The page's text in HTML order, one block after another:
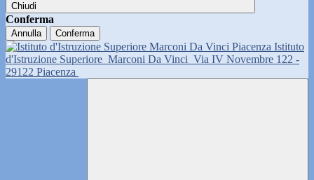
Chiudi
Conferma
Annulla Conferma
Istituto
d'Istruzione Superiore Marconi Da Vinci Via IV Novembre 122 -
29122 Piacenza